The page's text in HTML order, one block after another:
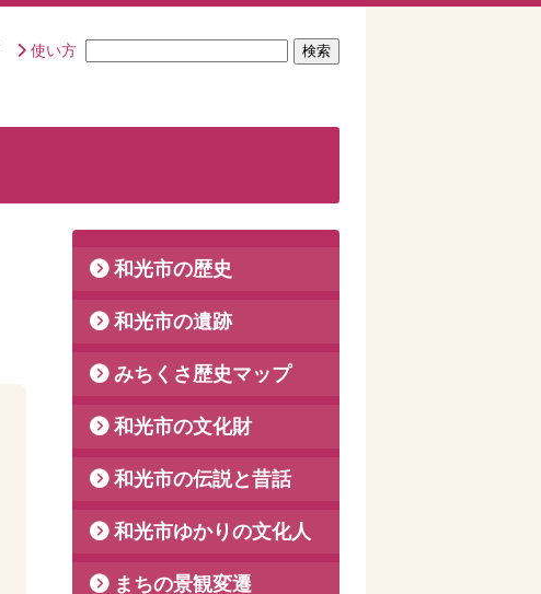
使い方
和光市の歴史
和光市の遺跡
みちくさ歴史マップ
和光市の文化財
和光市の伝説と昔話
和光市ゆかりの文化人
まちの景観変遷